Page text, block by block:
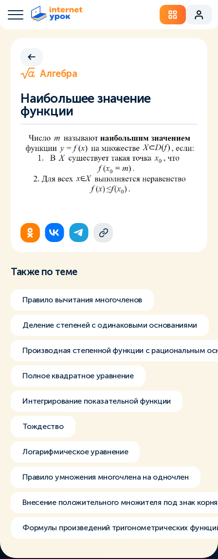
Алгебра
Наибольшее значение
функции
Также по теме
Правило вычитания многочленов
Деление степеней с одинаковыми основаниями
Производная степенной функции с рациональным
Полное квадратное уравнение
Интегрирование показательной функции
Тождество
Логарифмическое уравнение
Правило умножения многочлена на одночлен
Внесение положительного множителя под знак корня
Формулы произведений тригонометрических